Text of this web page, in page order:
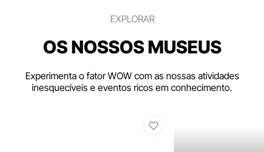
EXPLORAR
OS NOSSOS MUSEUS
Experimenta o fator WOW com as nossas atividades
inesquecíveis e eventos ricos em conhecimento.